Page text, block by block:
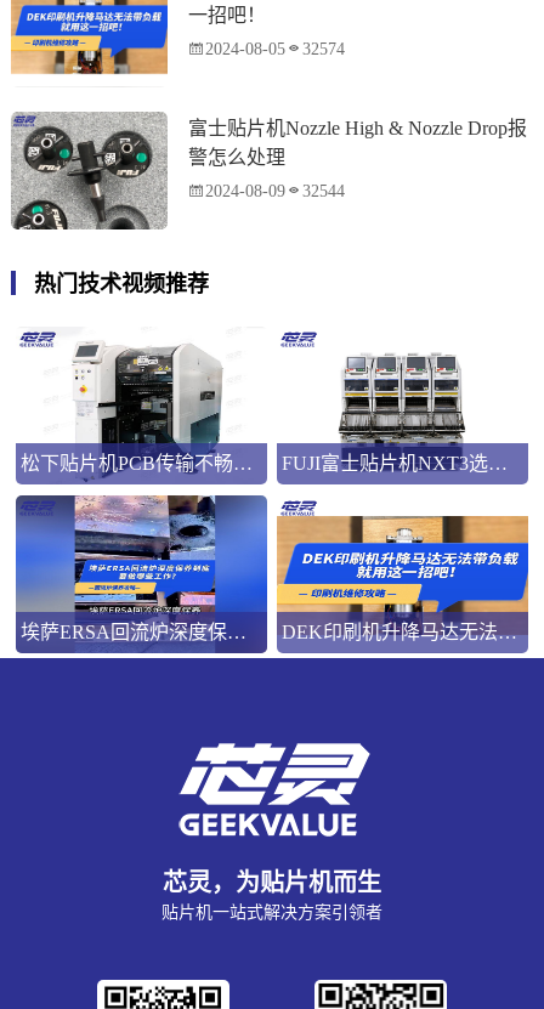
一招吧！
2024-08-05 32574
富士贴片机Nozzle High & Nozzle Drop报
警怎么处理
2024-08-09 32544
热门技术视频推荐
松下贴片机PCB传输不畅的原因与处理方法 FUJI富士贴片机NXT3选M3 III还是M6三代机？看完这篇告别纠结！
埃萨ERSA回流炉深度保养，到底要做哪些工作？ DEK印刷机升降马达无法带负载就用这一招吧！
芯灵，为贴片机而生
贴片机一站式解决方案引领者